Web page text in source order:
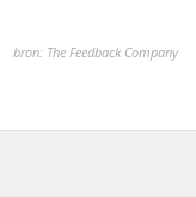
bron: The Feedback Company